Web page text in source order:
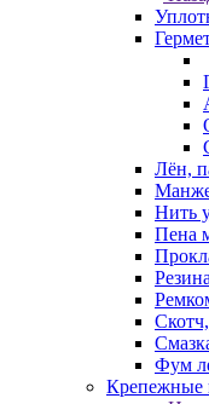
Лён,
Нить
Пена
Фум
Крепежные